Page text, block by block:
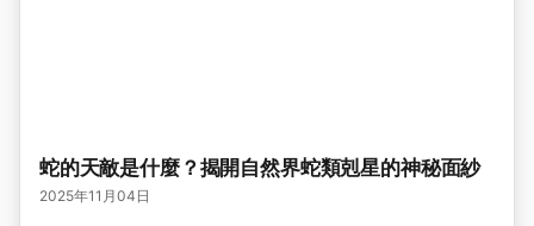
蛇的天敵是什麼？揭開自然界蛇類剋星的神秘面紗
2025年11月04日